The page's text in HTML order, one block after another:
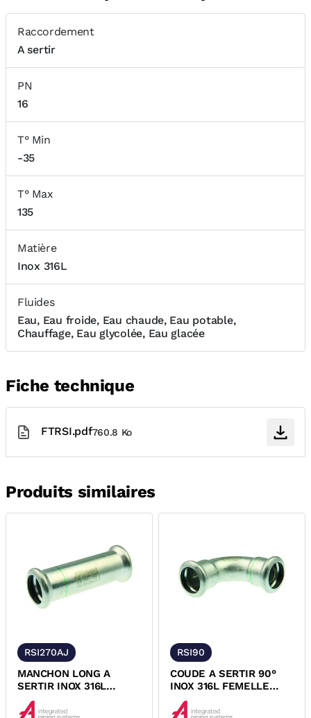
Raccordement
A sertir
PN
16
T° Min
-35
T° Max
135
Matière
Inox 316L
Fluides
Eau, Eau froide, Eau chaude, Eau potable,
Chauffage, Eau glycolée, Eau glacée
Fiche technique
FTRSI.pdf760.8 Ko
Produits similaires
RSI270AJ
MANCHON LONG A
SERTIR INOX 316L
FEMELLE FEMELLE
XPRESS
RSI90
COUDE A SERTIR 90°
INOX 316L FEMELLE
FEMELLE XPRESS